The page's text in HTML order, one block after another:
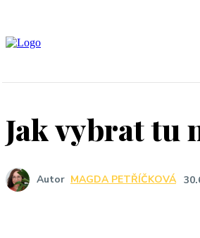
Jak vybrat tu
Autor MAGDA PETŘÍČKOVÁ